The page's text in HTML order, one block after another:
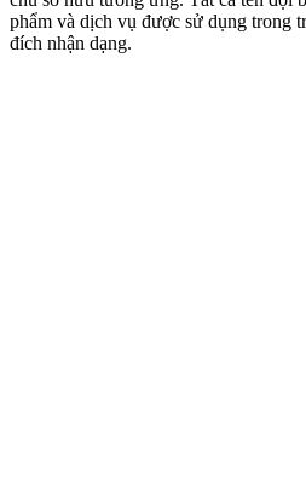
phẩm và dịch vụ được sử dụng trong
đích nhận dạng.